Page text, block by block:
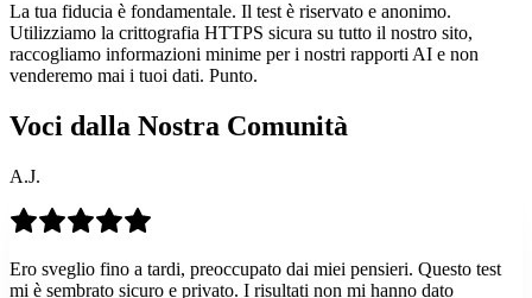
La tua fiducia è fondamentale. Il test è riservato e anonimo.
Utilizziamo la crittografia HTTPS sicura su tutto il nostro sito,
raccogliamo informazioni minime per i nostri rapporti AI e non
venderemo mai i tuoi dati. Punto.
Voci dalla Nostra Comunità
A.J.
Ero sveglio fino a tardi, preoccupato dai miei pensieri. Questo test
mi è sembrato sicuro e privato. I risultati non mi hanno dato